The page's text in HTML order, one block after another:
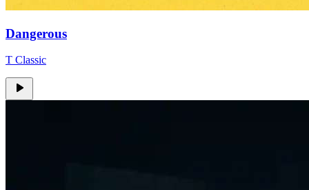
Dangerous
T Classic